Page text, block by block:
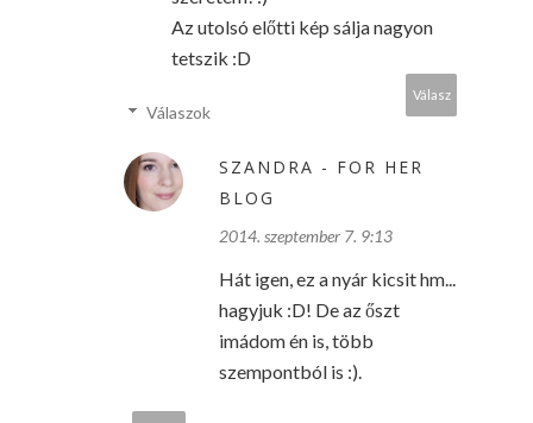
Az utolsó előtti kép sálja nagyon
tetszik :D
Válasz
Válaszok
SZANDRA - FOR HER
BLOG
2014. szeptember 7. 9:13
Hát igen, ez a nyár kicsit hm...
hagyjuk :D! De az őszt
imádom én is, több
szempontból is :).